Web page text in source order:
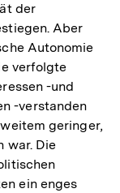
der
Aber
Autonomie
verfolgte
-und
-verstanden
geringer,
war. Die
ein enges